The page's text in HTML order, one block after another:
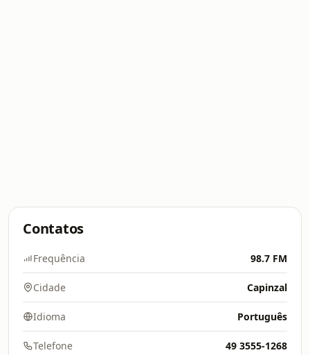
Contatos
Frequência 98.7 FM
Cidade Capinzal
Idioma Português
Telefone 49 3555-1268